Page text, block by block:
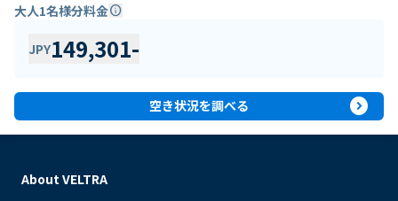
大人1名様分料金info
JPY149,301-
空き状況を調べる expand_circle_right
About VELTRA